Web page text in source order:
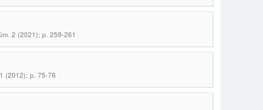
2 (2021); p. 259-261
(2012); p. 75-76